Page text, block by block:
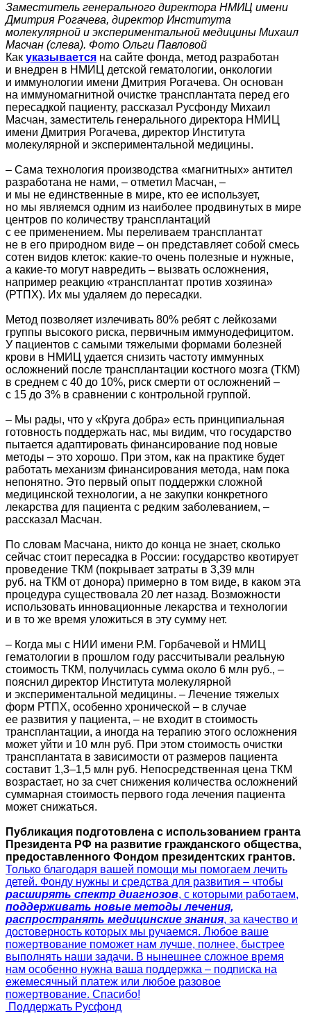
Заместитель генерального директора НМИЦ имени
Дмитрия Рогачева, директор Института
молекулярной и экспериментальной медицины Михаил
Масчан (слева). Фото Ольги Павловой
Как указывается на сайте фонда, метод разработан
и внедрен в НМИЦ детской гематологии, онкологии
и иммунологии имени Дмитрия Рогачева. Он основан
на иммуномагнитной очистке трансплантата перед его
пересадкой пациенту, рассказал Русфонду Михаил
Масчан, заместитель генерального директора НМИЦ
имени Дмитрия Рогачева, директор Института
молекулярной и экспериментальной медицины.
– Сама технология производства «магнитных» антител
разработана не нами, – отметил Масчан, –
и мы не единственные в мире, кто ее использует,
но мы являемся одним из наиболее продвинутых в мире
центров по количеству трансплантаций
с ее применением. Мы переливаем трансплантат
не в его природном виде – он представляет собой смесь
сотен видов клеток: какие-то очень полезные и нужные,
а какие-то могут навредить – вызвать осложнения,
например реакцию «трансплантат против хозяина»
(РТПХ). Их мы удаляем до пересадки.
Метод позволяет излечивать 80% ребят с лейкозами
группы высокого риска, первичным иммунодефицитом.
У пациентов с самыми тяжелыми формами болезней
крови в НМИЦ удается снизить частоту иммунных
осложнений после трансплантации костного мозга (ТКМ)
в среднем с 40 до 10%, риск смерти от осложнений –
с 15 до 3% в сравнении с контрольной группой.
– Мы рады, что у «Круга добра» есть принципиальная
готовность поддержать нас, мы видим, что государство
пытается адаптировать финансирование под новые
методы – это хорошо. При этом, как на практике будет
работать механизм финансирования метода, нам пока
непонятно. Это первый опыт поддержки сложной
медицинской технологии, а не закупки конкретного
лекарства для пациента с редким заболеванием, –
рассказал Масчан.
По словам Масчана, никто до конца не знает, сколько
сейчас стоит пересадка в России: государство квотирует
проведение ТКМ (покрывает затраты в 3,39 млн
руб. на ТКМ от донора) примерно в том виде, в каком эта
процедура существовала 20 лет назад. Возможности
использовать инновационные лекарства и технологии
и в то же время уложиться в эту сумму нет.
– Когда мы с НИИ имени Р.М. Горбачевой и НМИЦ
гематологии в прошлом году рассчитывали реальную
стоимость ТКМ, получилась сумма около 6 млн руб., –
пояснил директор Института молекулярной
и экспериментальной медицины. – Лечение тяжелых
форм РТПХ, особенно хронической – в случае
ее развития у пациента, – не входит в стоимость
трансплантации, а иногда на терапию этого осложнения
может уйти и 10 млн руб. При этом стоимость очистки
трансплантата в зависимости от размеров пациента
составит 1,3–1,5 млн руб. Непосредственная цена ТКМ
возрастает, но за счет снижения количества осложнений
суммарная стоимость первого года лечения пациента
может снижаться.
Публикация подготовлена с использованием гранта
Президента РФ на развитие гражданского общества,
предоставленного Фондом президентских грантов.
Только благодаря вашей помощи мы помогаем лечить
детей. Фонду нужны и средства для развития – чтобы
расширять спектр диагнозов, с которыми работаем,
поддерживать новые методы лечения,
распространять медицинские знания, за качество и
достоверность которых мы ручаемся. Любое ваше
пожертвование поможет нам лучше, полнее, быстрее
выполнять наши задачи. В нынешнее сложное время
нам особенно нужна ваша поддержка – подписка на
ежемесячный платеж или любое разовое
пожертвование. Спасибо!
Поддержать Русфонд